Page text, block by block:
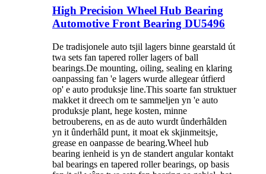
High Precision Wheel Hub Bearing
Automotive Front Bearing DU5496
De tradisjonele auto tsjil lagers binne gearstald út
twa sets fan tapered roller lagers of ball
bearings.De mounting, oiling, sealing en klaring
oanpassing fan 'e lagers wurde allegear útfierd
op' e auto produksje line.This soarte fan struktuer
makket it dreech om te sammeljen yn 'e auto
produksje plant, hege kosten, minne
betrouberens, en as de auto wurdt ûnderhâlden
yn it ûnderhâld punt, it moat ek skjinmeitsje,
grease en oanpasse de bearing.Wheel hub
bearing ienheid is yn de standert angular kontakt
bal bearings en tapered roller bearings, op basis